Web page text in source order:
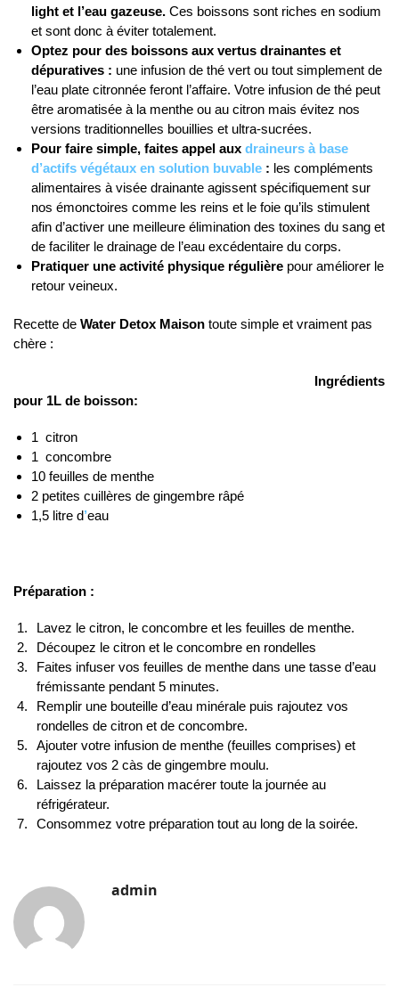
light et l’eau gazeuse. Ces boissons sont riches en sodium
et sont donc à éviter totalement.
Optez pour des boissons aux vertus drainantes et
dépuratives : une infusion de thé vert ou tout simplement de
l’eau plate citronnée feront l’affaire. Votre infusion de thé peut
être aromatisée à la menthe ou au citron mais évitez nos
versions traditionnelles bouillies et ultra-sucrées.
Pour faire simple, faites appel aux draineurs à base
d’actifs végétaux en solution buvable : les compléments
alimentaires à visée drainante agissent spécifiquement sur
nos émonctoires comme les reins et le foie qu’ils stimulent
afin d’activer une meilleure élimination des toxines du sang et
de faciliter le drainage de l’eau excédentaire du corps.
Pratiquer une activité physique régulière pour améliorer le
retour veineux.
Recette de Water Detox Maison toute simple et vraiment pas
chère :
Ingrédients
pour 1L de boisson:
1 citron
1 concombre
10 feuilles de menthe
2 petites cuillères de gingembre râpé
1,5 litre d’eau
Préparation :
Lavez le citron, le concombre et les feuilles de menthe.
Découpez le citron et le concombre en rondelles
Faites infuser vos feuilles de menthe dans une tasse d’eau
frémissante pendant 5 minutes.
Remplir une bouteille d’eau minérale puis rajoutez vos
rondelles de citron et de concombre.
Ajouter votre infusion de menthe (feuilles comprises) et
rajoutez vos 2 càs de gingembre moulu.
Laissez la préparation macérer toute la journée au
réfrigérateur.
Consommez votre préparation tout au long de la soirée.
admin